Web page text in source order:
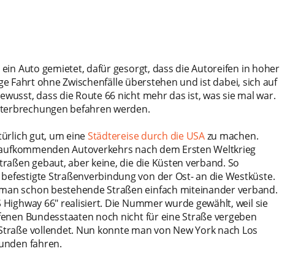
Auto gemietet, dafür gesorgt, dass die Autoreifen in hoher
Fahrt ohne Zwischenfälle überstehen und ist dabei, sich auf
dass die Route 66 nicht mehr das ist, was sie mal war.
befahren werden.
gut, um eineStädtereise durch die USAzu machen.
Autoverkehrs nach dem Ersten Weltkrieg
gebaut, aber keine, die die Küsten verband. So
Straßenverbindung von der Ost- an die Westküste.
schon bestehende Straßen einfach miteinander verband.
66" realisiert. Die Nummer wurde gewählt, weil sie
Bundesstaaten noch nicht für eine Straße vergeben
vollendet. Nun konnte man von New York nach Los
fahren.